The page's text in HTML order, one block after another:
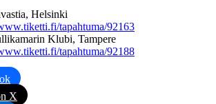
Helsinki
tapahtuma/92163
Klubi, Tampere
tapahtuma/92188
X